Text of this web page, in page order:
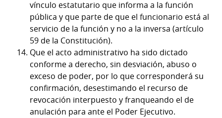
vínculo estatutario que informa a la función
pública y que parte de que el funcionario está al
servicio de la función y no a la inversa (artículo
59 de la Constitución).
Que el acto administrativo ha sido dictado
conforme a derecho, sin desviación, abuso o
exceso de poder, por lo que corresponderá su
confirmación, desestimando el recurso de
revocación interpuesto y franqueando el de
anulación para ante el Poder Ejecutivo.